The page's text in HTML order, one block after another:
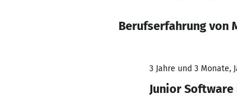
Berufserfahrung von
3 Jahre und 3 Monate,
Junior Software